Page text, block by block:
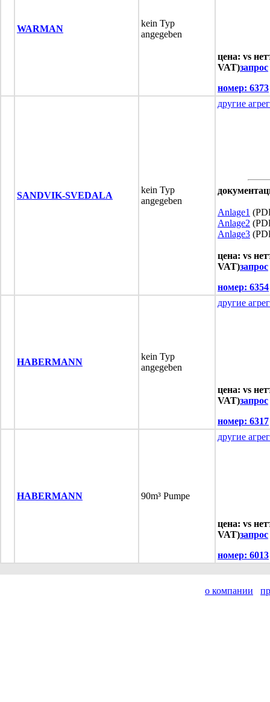
WARMAN
kein Typ
angegeben
цена: vs
VAT)запрос
номер: 6373
SANDVIK-SVEDALA
kein Typ
angegeben
другие
Anlage1
Anlage2
Anlage3
цена: vs
VAT)запрос
номер: 6354
HABERMANN
kein Typ
angegeben
другие
цена: vs
VAT)запрос
номер: 6317
HABERMANN 90m³ Pumpe
другие
цена: vs
VAT)запрос
номер: 6013
о компании